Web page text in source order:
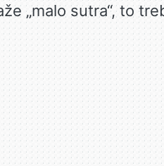
„malo sutra“, to